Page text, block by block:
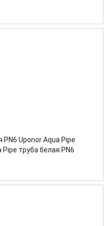
PN6 Uponor Aqua Pipe
Pipe труба белая PN6